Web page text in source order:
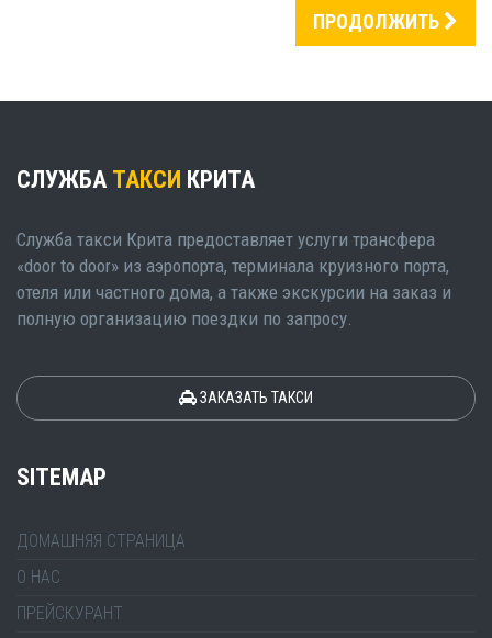
ПРОДОЛЖИТЬ
СЛУЖБА ТАКСИ КРИТА
Служба такси Крита предоставляет услуги трансфера
«door to door» из аэропорта, терминала круизного порта,
отеля или частного дома, а также экскурсии на заказ и
полную организацию поездки по запросу.
ЗАКАЗАТЬ ТАКСИ
SITEMAP
ДОМАШНЯЯ СТРАНИЦА
О НАС
ПРЕЙСКУРАНТ